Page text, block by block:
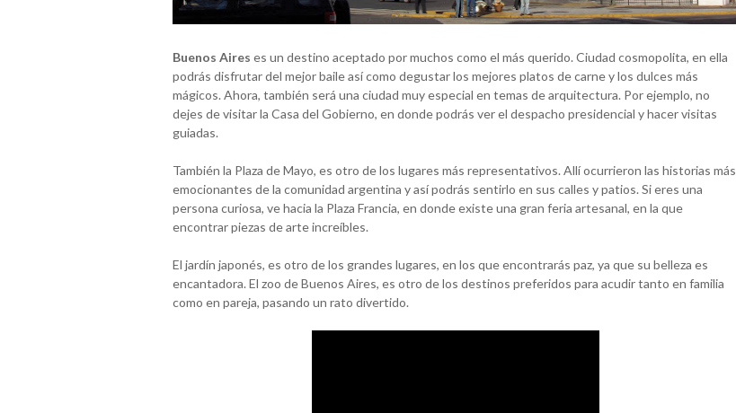
Buenos Aires es un destino aceptado por muchos como el más querido. Ciudad cosmopolita, en ella
podrás disfrutar del mejor baile así como degustar los mejores platos de carne y los dulces más
mágicos. Ahora, también será una ciudad muy especial en temas de arquitectura. Por ejemplo, no
dejes de visitar la Casa del Gobierno, en donde podrás ver el despacho presidencial y hacer visitas
guiadas.
También la Plaza de Mayo, es otro de los lugares más representativos. Allí ocurrieron las historias más
emocionantes de la comunidad argentina y así podrás sentirlo en sus calles y patios. Si eres una
persona curiosa, ve hacia la Plaza Francia, en donde existe una gran feria artesanal, en la que
encontrar piezas de arte increíbles.
El jardín japonés, es otro de los grandes lugares, en los que encontrarás paz, ya que su belleza es
encantadora. El zoo de Buenos Aires, es otro de los destinos preferidos para acudir tanto en familia
como en pareja, pasando un rato divertido.